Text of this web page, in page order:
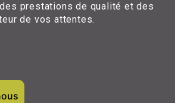
prestations de qualité et des
de vos attentes.